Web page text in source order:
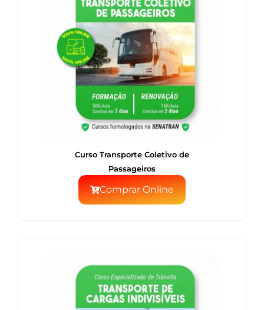
Curso Transporte Coletivo de
Passageiros
Comprar Online